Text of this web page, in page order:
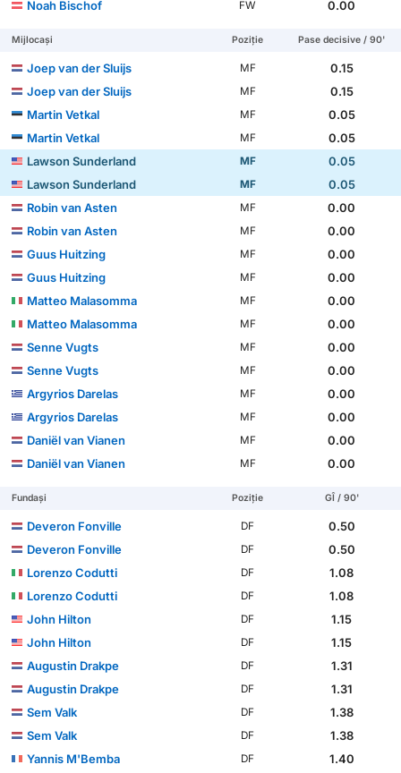
Noah Bischof FW 0.00
Mijlocași Poziție Pase decisive / 90'
Joep van der Sluijs MF
0.15
Joep van der Sluijs
MF
0.15
Martin Vetkal
MF
0.05
Martin Vetkal
MF
0.05
Lawson Sunderland
MF
0.05
Lawson Sunderland
MF
0.05
Robin van Asten
MF
0.00
Robin van Asten
MF
0.00
Guus Huitzing
MF
0.00
Guus Huitzing
MF
0.00
Matteo Malasomma
MF
0.00
Matteo Malasomma
MF
0.00
Senne Vugts
MF
0.00
Senne Vugts
MF
0.00
Argyrios Darelas
MF
0.00
Argyrios Darelas
MF
0.00
Daniël van Vianen
MF
0.00
Daniël van Vianen
MF 0.00
Fundași Poziție GÎ / 90'
Deveron Fonville DF
0.50
Deveron Fonville
DF
0.50
Lorenzo Codutti
DF
1.08
Lorenzo Codutti
DF
1.08
John Hilton
DF
1.15
John Hilton
DF
1.15
Augustin Drakpe
DF
1.31
Augustin Drakpe
DF
1.31
Sem Valk
DF
1.38
Sem Valk
DF
1.38
Yannis M'Bemba
DF
1.40